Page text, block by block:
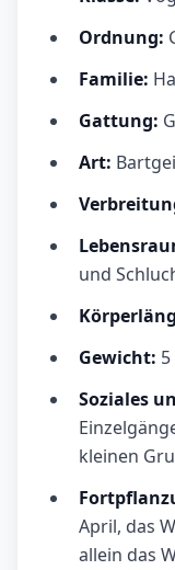
Ordnung:
Familie:
Gattung:
Art:
und
Gewicht:
Soziales
kleinen
April, das
allein das